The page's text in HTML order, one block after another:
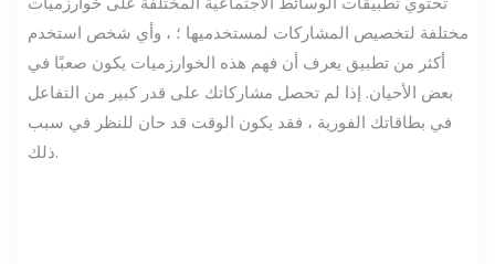
مختلفة لتخصيص المشاركات لمستخدميها ؛ ، وأي شخص استخدم
أكثر من تطبيق يعرف أن فهم هذه الخوارزميات يكون صعبًا في
بعض الأحيان. إذا لم تحصل مشاركاتك على قدر كبير من التفاعل
في بطاقاتك الفورية ، فقد يكون الوقت قد حان للنظر في سبب
ذلك.